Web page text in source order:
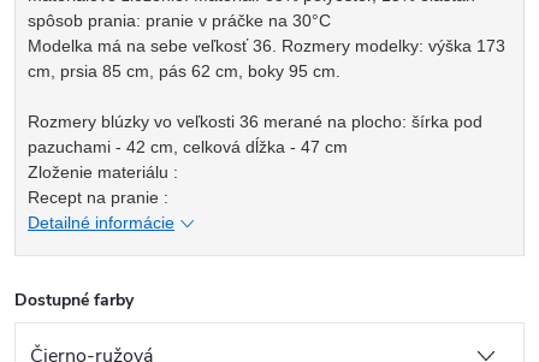
spôsob prania: pranie v práčke na 30°C
Modelka má na sebe veľkosť 36. Rozmery modelky: výška 173
cm, prsia 85 cm, pás 62 cm, boky 95 cm.
Rozmery blúzky vo veľkosti 36 merané na plocho: šírka pod
pazuchami - 42 cm, celková dĺžka - 47 cm
Zloženie materiálu :
Recept na pranie :
Detailné informácie
Dostupné farby